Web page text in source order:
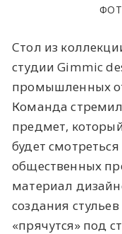
Стол из
студии Gimmic
промышленных
Команда
предмет,
будет
общественных
материал
создания
«‎прячутся» под